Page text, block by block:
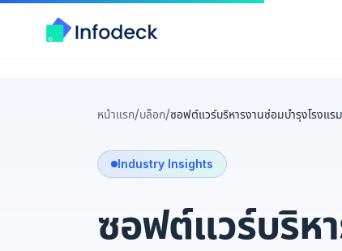
หน้าแรก/บล็อก/ซอฟต์แวร์บริหารงานซ่อมบำรุงโรงแ
Industry Insights
ซอฟต์แวร์บริห